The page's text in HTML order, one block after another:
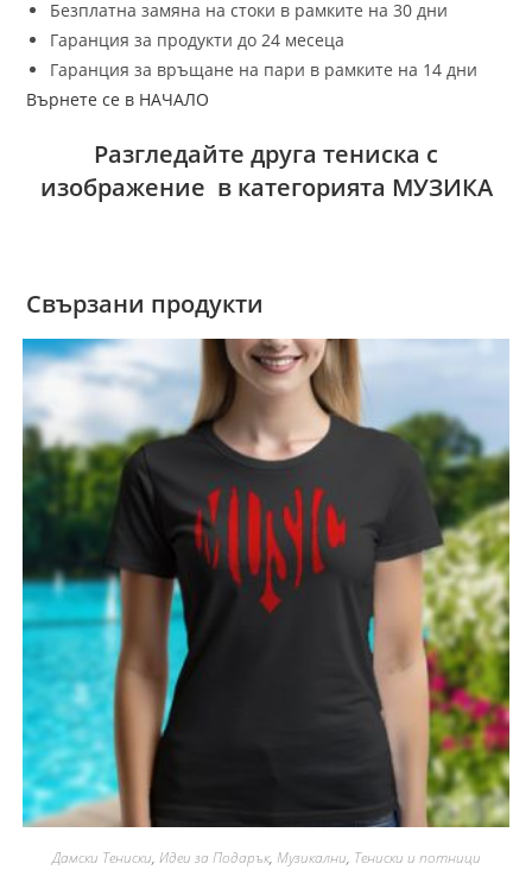
Безплатна замяна на стоки в рамките на 30 дни
Гаранция за продукти до 24 месеца
Гаранция за връщане на пари в рамките на 14 дни
Върнете се в НАЧАЛО
Разгледайте друга тениска с
изображение в категорията МУЗИКА
Свързани продукти
Дамски Тениски, Идеи за Подарък, Музикални, Тениски и потници